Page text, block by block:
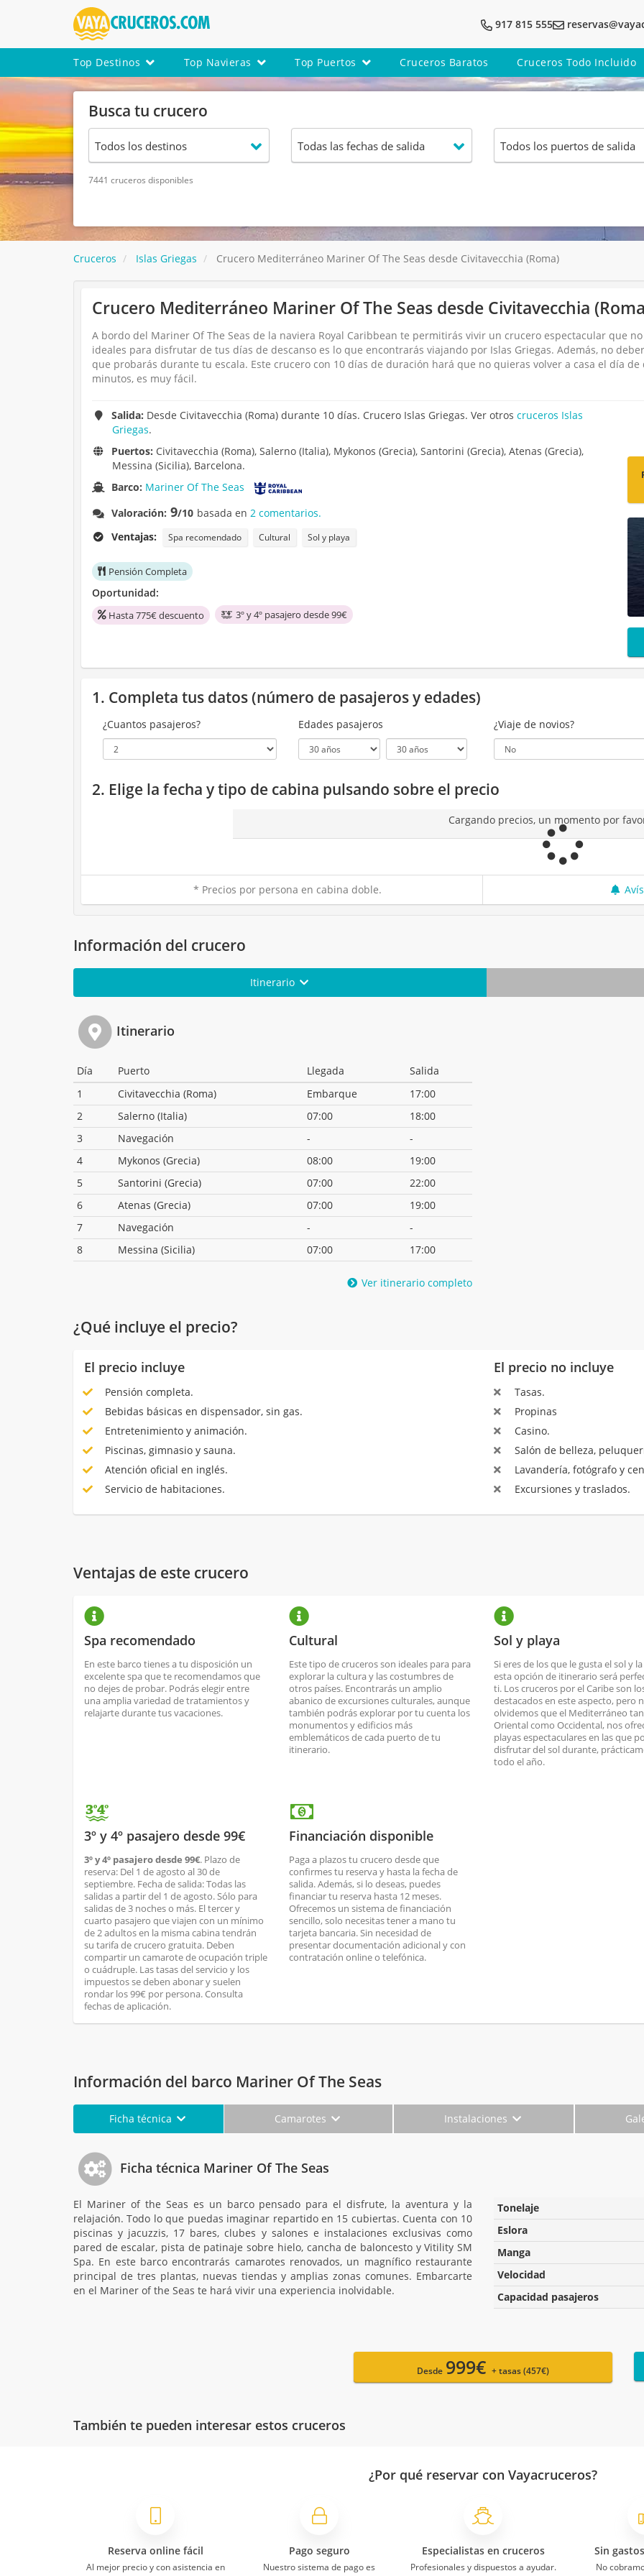
917 815 555
Top Destinos Top Navieras Top Puertos Cruceros Baratos Cruceros Todo Incluido
Busca tu crucero
7441 cruceros disponibles
Cruceros Islas Griegas Crucero Mediterráneo Mariner Of The Seas desde Civitavecchia (Roma)
Crucero Mediterráneo Mariner Of The Seas desde Civitavecchia
A bordo del Mariner Of The Seas de la naviera Royal Caribbean te permitirás vivir un crucero espectacular que
ideales para disfrutar de tus días de descanso es lo que encontrarás viajando por Islas Griegas. Además, no
que probarás durante tu escala. Este crucero con 10 días de duración hará que no quieras volver a casa el día
minutos, es muy fácil.
Salida: Desde Civitavecchia (Roma) durante 10 días. Crucero Islas Griegas. Ver otroscruceros Islas
Griegas.
Puertos: Civitavecchia (Roma), Salerno (Italia), Mykonos (Grecia), Santorini (Grecia), Atenas (Grecia),
Messina (Sicilia), Barcelona.
Barco: Mariner Of The Seas
Valoración: 9/10 basada en 2 comentarios.
Ventajas:
Spa recomendado Cultural Sol y playa
Pensión Completa
Oportunidad:
Hasta 775€ descuento 3º y 4º pasajero desde 99€
1. Completa tus datos (número de pasajeros y edades)
¿Cuantos pasajeros? Edades pasajeros ¿Viaje de novios?
2. Elige la fecha y tipo de cabina pulsando sobre el precio
Cargando precios, un momento por
* Precios por persona en cabina doble.
Información del crucero
Itinerario
Itinerario
Día Puerto Llegada
Salida
1
Civitavecchia (Roma) Embarque
17:00
2
Salerno (Italia) 07:00
18:00
3
Navegación -
-
4
Mykonos (Grecia) 08:00
19:00
5
Santorini (Grecia) 07:00
22:00
6
Atenas (Grecia) 07:00
19:00
7
Navegación -
-
8
Messina (Sicilia) 07:00 17:00
Ver itinerario completo
¿Qué incluye el precio?
El precio incluye
Pensión completa.
Bebidas básicas en dispensador, sin gas.
Entretenimiento y animación.
Piscinas, gimnasio y sauna.
Atención oficial en inglés.
Servicio de habitaciones.
El precio no incluye
Tasas.
Propinas
Casino.
Salón de belleza,
Lavandería, fotógrafo y
Excursiones y traslados.
Ventajas de este crucero
Spa recomendado
En este barco tienes a tu disposición un
excelente spa que te recomendamos que
no dejes de probar. Podrás elegir entre
una amplia variedad de tratamientos y
relajarte durante tus vacaciones.
Cultural
Este tipo de cruceros son ideales para para
explorar la cultura y las costumbres de
otros países. Encontrarás un amplio
abanico de excursiones culturales, aunque
también podrás explorar por tu cuenta los
monumentos y edificios más
emblemáticos de cada puerto de tu
itinerario.
Sol y playa
Si eres de los que le gusta el sol y
esta opción de itinerario será
ti. Los cruceros por el Caribe son
destacados en este aspecto, pero
olvidemos que el Mediterráneo
Oriental como Occidental, nos
playas espectaculares en las que
disfrutar del sol durante,
todo el año.
3º y 4º pasajero desde 99€
3º y 4º pasajero desde 99€. Plazo de
reserva: Del 1 de agosto al 30 de
septiembre. Fecha de salida: Todas las
salidas a partir del 1 de agosto. Sólo para
salidas de 3 noches o más. El tercer y
cuarto pasajero que viajen con un mínimo
de 2 adultos en la misma cabina tendrán
su tarifa de crucero gratuita. Deben
compartir un camarote de ocupación triple
o cuádruple. Las tasas del servicio y los
impuestos se deben abonar y suelen
rondar los 99€ por persona. Consulta
fechas de aplicación.
Financiación disponible
Paga a plazos tu crucero desde que
confirmes tu reserva y hasta la fecha de
salida. Además, si lo deseas, puedes
financiar tu reserva hasta 12 meses.
Ofrecemos un sistema de financiación
sencillo, solo necesitas tener a mano tu
tarjeta bancaria. Sin necesidad de
presentar documentación adicional y con
contratación online o telefónica.
Información del barco Mariner Of The Seas
Ficha técnica Camarotes Instalaciones
Ficha técnica Mariner Of The Seas
El Mariner of the Seas es un barco pensado para el disfrute, la aventura y la
relajación. Todo lo que puedas imaginar repartido en 15 cubiertas. Cuenta con 10
piscinas y jacuzzis, 17 bares, clubes y salones e instalaciones exclusivas como
pared de escalar, pista de patinaje sobre hielo, cancha de baloncesto y Vitility SM
Spa. En este barco encontrarás camarotes renovados, un magnífico restaurante
principal de tres plantas, nuevas tiendas y amplias zonas comunes. Embarcarte
en el Mariner of the Seas te hará vivir una experiencia inolvidable.
Tonelaje
Eslora
Manga
Velocidad
Capacidad pasajeros
Desde 999€ + tasas (457€)
También te pueden interesar estos cruceros
¿Por qué reservar con Vayacruceros?
Reserva online fácil
Al mejor precio y con asistencia en
Pago seguro
Nuestro sistema de pago es
Especialistas en cruceros
Profesionales y dispuestos a ayudar.
Sin
No